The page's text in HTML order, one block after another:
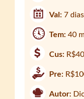
Val:7 dias
Tem:40
Cus:
Pre:
Autor: